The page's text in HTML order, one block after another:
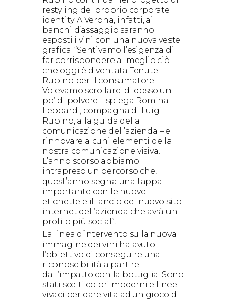
restyling del proprio corporate
identity. A Verona, infatti, ai
banchi d’assaggio saranno
esposti i vini con una nuova veste
grafica. “Sentivamo l’esigenza di
far corrispondere al meglio ciò
che oggi è diventata Tenute
Rubino per il consumatore.
Volevamo scrollarci di dosso un
po’ di polvere – spiega Romina
Leopardi, compagna di Luigi
Rubino, alla guida della
comunicazione dell’azienda – e
rinnovare alcuni elementi della
nostra comunicazione visiva.
L’anno scorso abbiamo
intrapreso un percorso che,
quest’anno segna una tappa
importante con le nuove
etichette e il lancio del nuovo sito
internet dell’azienda che avrà un
profilo più social”.
La linea d’intervento sulla nuova
immagine dei vini ha avuto
l’obiettivo di conseguire una
riconoscibilità a partire
dall’impatto con la bottiglia. Sono
stati scelti colori moderni e linee
vivaci per dare vita ad un gioco di